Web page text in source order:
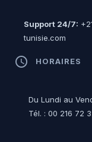
Support 24/7:
tunisie.com
access_time HORAIRES
Du Lundi au
Tél. : 00 216 72